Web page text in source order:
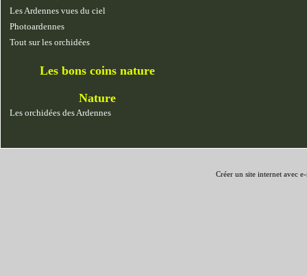
Les Ardennes vues du ciel
Photoardennes
Tout sur les orchidées
Les bons coins nature
Nature
Les orchidées des Ardennes
Créer un site internet avec